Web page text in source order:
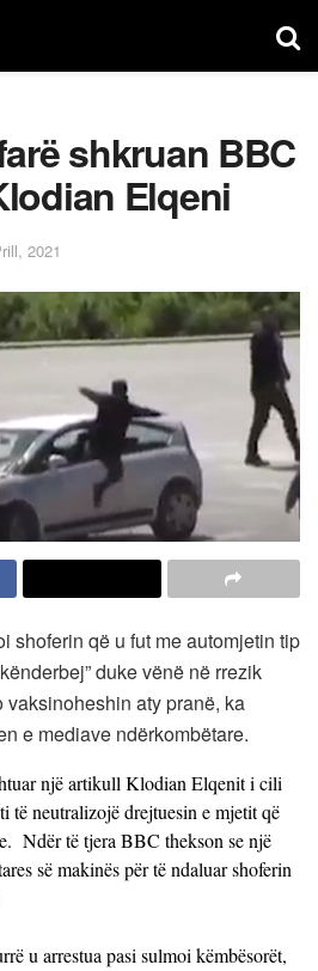
shkruan BBC
Elqeni
2021
shoferin që u fut me automjetin tip
duke vënë në rrezik
vaksinoheshin aty pranë, ka
e mediave ndërkombëtare.
një artikull Klodian Elqenit i cili
të neutralizojë drejtuesin e mjetit që
Ndër të tjera BBC thekson se një
së makinës për të ndaluar shoferin
u arrestua pasi sulmoi këmbësorët,